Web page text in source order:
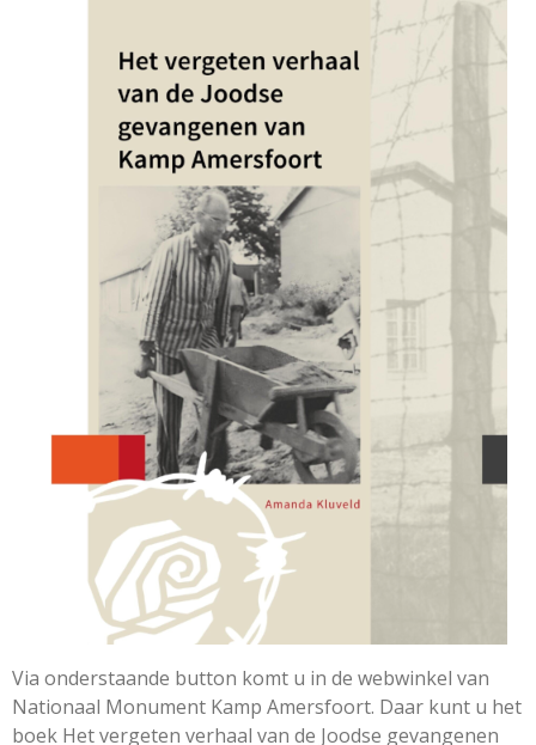
Via onderstaande button komt u in de webwinkel van
Nationaal Monument Kamp Amersfoort. Daar kunt u het
boek Het vergeten verhaal van de Joodse gevangenen